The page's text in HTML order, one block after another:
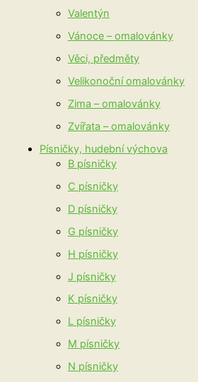
Valentýn
Vánoce – omalovánky
Věci, předměty
Velikonoční omalovánky
Zima – omalovánky
Zvířata – omalovánky
Písničky, hudební výchova
B písničky
C písničky
D písničky
G písničky
H písničky
J písničky
K písničky
L písničky
M písničky
N písničky